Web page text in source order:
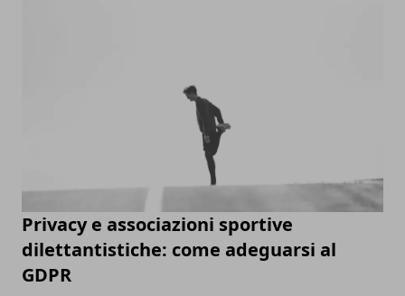
Privacy e associazioni sportive
dilettantistiche: come adeguarsi al
GDPR